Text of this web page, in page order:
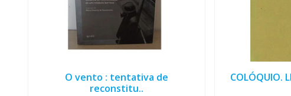
O vento : tentativa de
reconstitu..
COLÓQUIO.